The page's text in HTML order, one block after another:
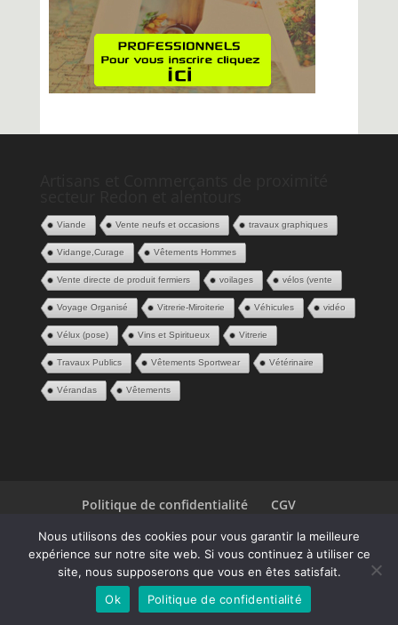
Viande Vente neufs et occasions travaux graphiques
Vidange,Curage Vêtements Hommes
Vente directe de produit fermiers voilages vélos (vente
Voyage Organisé Vitrerie-Miroiterie Véhicules vidéo
Vélux (pose) Vins et Spiritueux Vitrerie
Travaux Publics Vêtements Sportwear Vétérinaire
Vérandas Vêtements
Politique de confidentialité
CGV
| Une créationP2ID© 2020
|Mentions légales
Nous utilisons des cookies pour vous garantir la meilleure
expérience sur notre site web. Si vous continuez à utiliser ce
site, nous supposerons que vous en êtes satisfait.
Ok
Politique de confidentialité